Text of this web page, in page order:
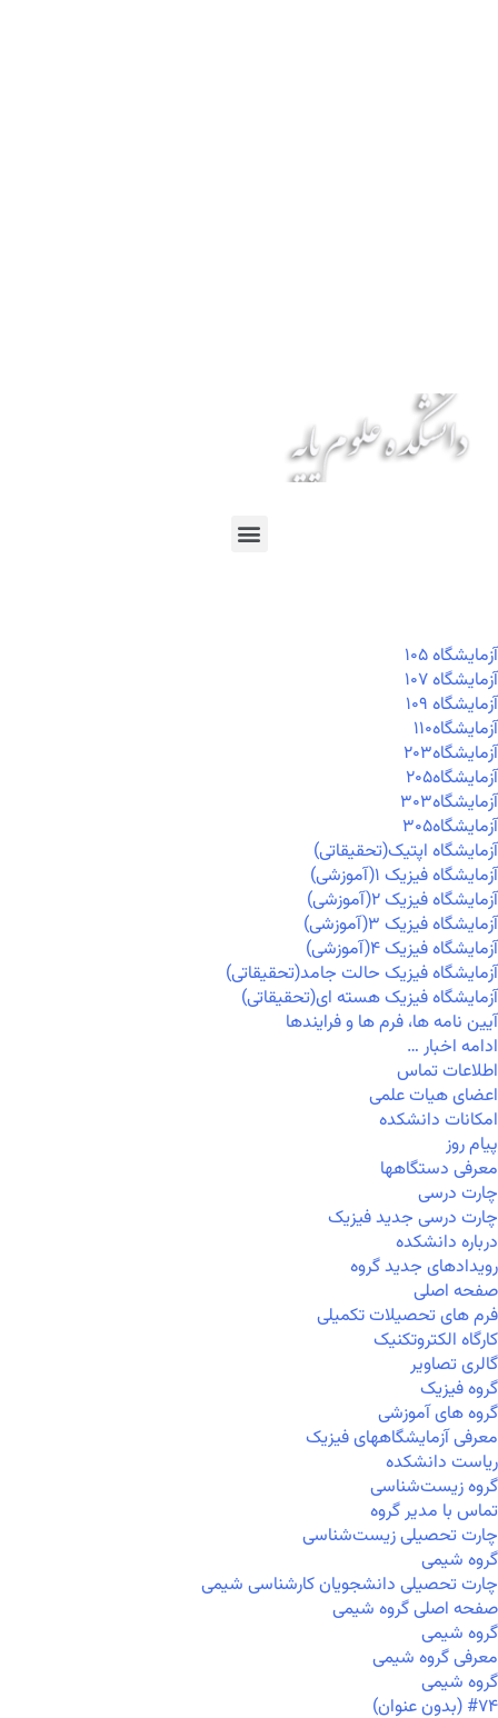
آزمايشگاه ۱۰۵
آزمايشگاه ۱۰۷
آزمايشگاه ۱۰۹
آزمايشگاه۱۱۰
آزمايشگاه۲۰۳
آزمايشگاه۲۰۵
آزمايشگاه۳۰۳
آزمايشگاه۳۰۵
آزمایشگاه اپتیک(تحقیقاتی)
آزمایشگاه فیزیک ۱(آموزشی)
آزمایشگاه فیزیک ۲(آموزشی)
آزمایشگاه فیزیک ۳(آموزشی)
آزمایشگاه فیزیک ۴(آموزشی)
آزمایشگاه فیزیک حالت جامد(تحقیقاتی)
آزمایشگاه فیزیک هسته ای(تحقیقاتی)
آیین نامه ها، فرم ها و فرایندها
ادامه اخبار …
اطلاعات تماس
اعضای هیات علمی
امکانات دانشکده
پیام روز
معرفی دستگاهها
چارت درسی
چارت درسی جدید فیزیک
درباره دانشکده
رویدادهای جدید گروه
صفحه اصلی
فرم های تحصیلات تکمیلی
کارگاه الکتروتکنیک
گالری تصاویر
گروه فیزیک
گروه های آموزشی
معرفی آزمایشگاههای فیزیک
ریاست دانشکده
گروه زیست‌شناسی
تماس با مدیر گروه
چارت تحصیلی زیست‌شناسی
گروه شیمی
چارت تحصیلی دانشجویان کارشناسی شیمی
صفحه اصلی گروه شیمی
گروه شیمی
معرفی گروه شیمی
گروه شیمی
#۷۴ (بدون عنوان)